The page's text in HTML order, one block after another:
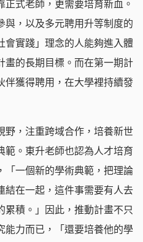
式老師，更需要培育新血。
與，以及多元聘用升等制度的
會實踐」理念的人能夠進入體
畫的長期目標。而在第一期計
伴獲得聘用，在大學裡持續發
野，注重跨域合作，培養新世
範。東升老師也認為人才培育
「一個新的學術典範，把理論
結在一起，這件事需要有人去
累積。」因此，推動計畫不只
能力而已，「還要培養他的學